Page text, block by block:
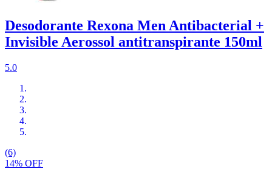
Desodorante Rexona Men Antibacterial +
Invisible Aerossol antitranspirante 150ml
5.0
(6)
14% OFF